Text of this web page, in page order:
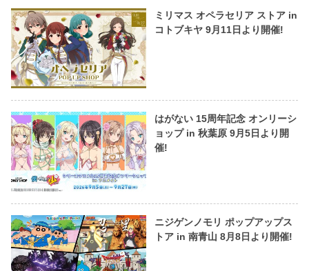
ミリマス オペラセリア ストア in
コトブキヤ 9月11日より開催!
はがない 15周年記念 オンリーシ
ョップ in 秋葉原 9月5日より開
催!
ニジゲンノモリ ポップアップス
トア in 南青山 8月8日より開催!